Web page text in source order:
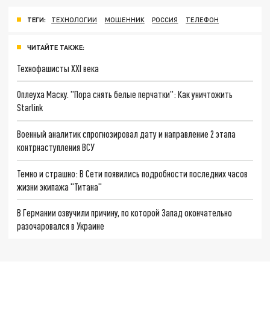
ТЕГИ: ТЕХНОЛОГИИ МОШЕННИК РОССИЯ ТЕЛЕФОН
ЧИТАЙТЕ ТАКЖЕ:
Технофашисты XXI века
Оплеуха Маску. "Пора снять белые перчатки": Как уничтожить
Starlink
Военный аналитик спрогнозировал дату и направление 2 этапа
контрнаступления ВСУ
Темно и страшно: В Сети появились подробности последних часов
жизни экипажа "Титана"
В Германии озвучили причину, по которой Запад окончательно
разочаровался в Украине